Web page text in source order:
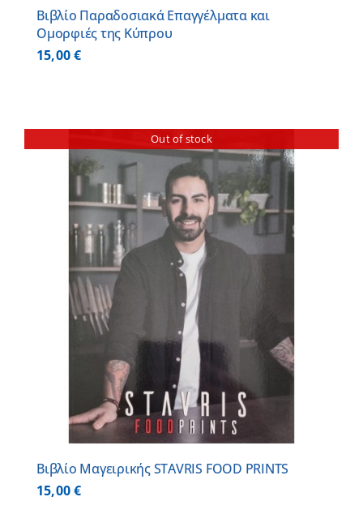
Βιβλίο Παραδοσιακά Επαγγέλματα και
Ομορφιές της Κύπρου
15,00€
Out of stock
Βιβλίο Μαγειρικής STAVRIS FOOD PRINTS
15,00€